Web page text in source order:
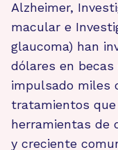
Alzheimer,
macular e
glaucoma) han
dólares en
impulsado miles
tratamientos
herramientas de
y creciente